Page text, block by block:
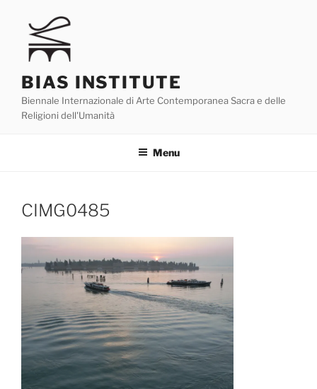
content
BIAS INSTITUTE
Biennale Internazionale di Arte Contemporanea Sacra e delle
Religioni dell'Umanità
Menu
CIMG0485